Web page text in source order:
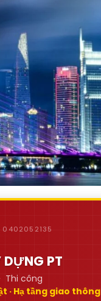
0402052135
PT
Thi công
· Hạ tầng giao thông